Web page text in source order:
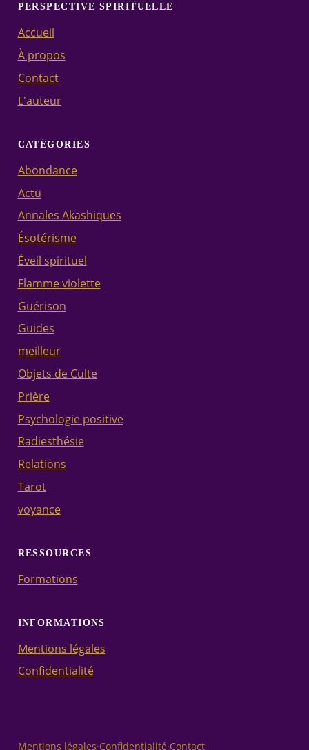
PERSPECTIVE SPIRITUELLE
Accueil
À propos
Contact
L'auteur
CATÉGORIES
Abondance
Actu
Annales Akashiques
Ésotérisme
Éveil spirituel
Flamme violette
Guérison
Guides
meilleur
Objets de Culte
Prière
Psychologie positive
Radiesthésie
Relations
Tarot
voyance
RESSOURCES
Formations
INFORMATIONS
Mentions légales
Confidentialité
Mentions légales·Confidentialité·Contact